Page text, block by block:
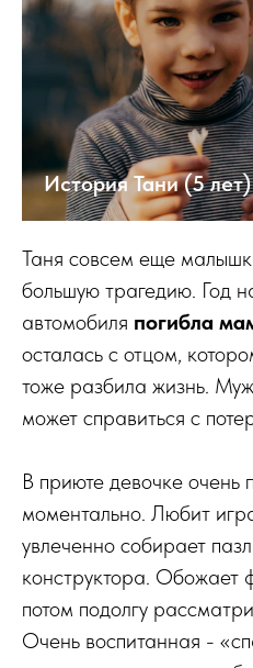
История Тани (5 лет)
Таня совсем еще
большую трагедию. Год
автомобиля погибла
осталась с отцом,
тоже разбила жизнь.
может справиться с
В приюте девочке очень
моментально. Любит
увлеченно собирает
конструктора. Обожает
потом подолгу
Очень воспитанная -